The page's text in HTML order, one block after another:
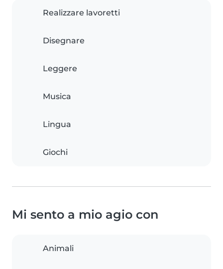
Realizzare lavoretti
Disegnare
Leggere
Musica
Lingua
Giochi
Mi sento a mio agio con
Animali